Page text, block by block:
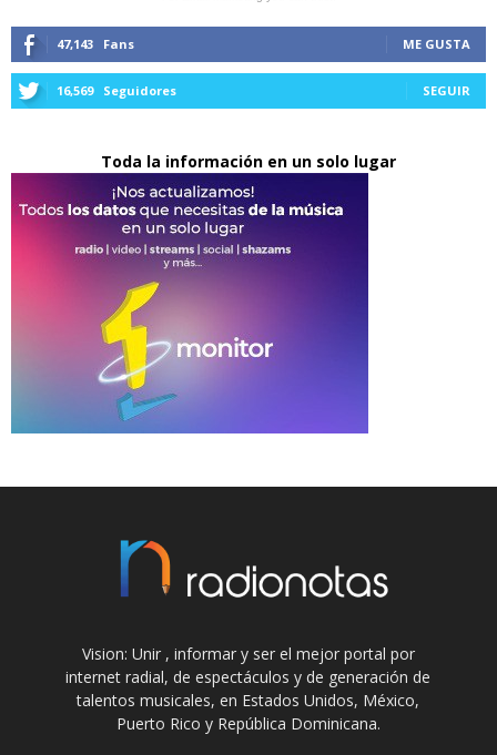
47,143 Fans ME GUSTA
16,569 Seguidores SEGUIR
Toda la información en un solo lugar
Vision: Unir , informar y ser el mejor portal por
internet radial, de espectáculos y de generación de
talentos musicales, en Estados Unidos, México,
Puerto Rico y República Dominicana.